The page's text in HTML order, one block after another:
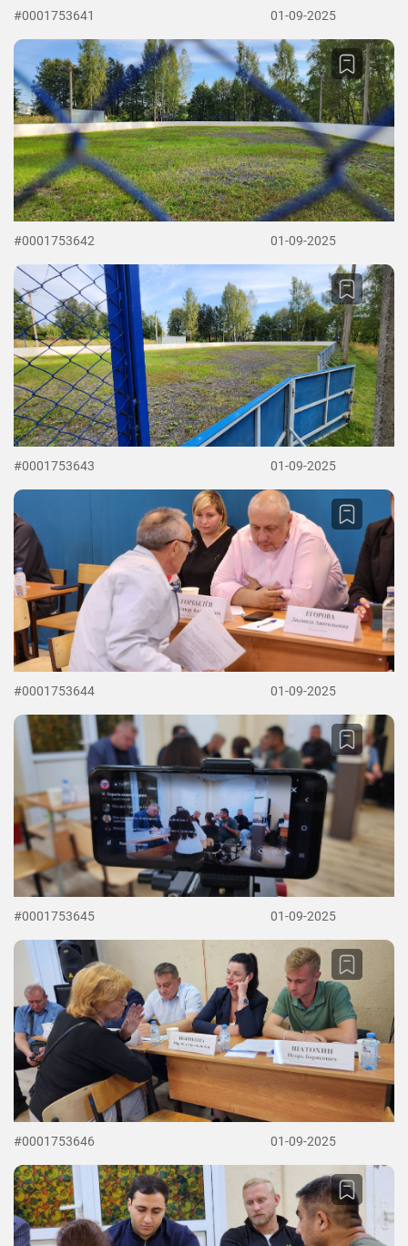
#0001753641 01-09-2025
#0001753642 01-09-2025
#0001753643 01-09-2025
#0001753644 01-09-2025
#0001753645 01-09-2025
#0001753646 01-09-2025